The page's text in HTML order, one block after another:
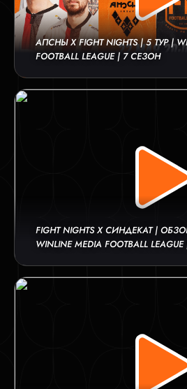
АПСНЫ X FIGHT NIGHTS | 5 ТУР |
FOOTBALL LEAGUE | 7 СЕЗОН
FIGHT NIGHTS Х СИНДЕКАТ |
WINLINE MEDIA FOOTBALL